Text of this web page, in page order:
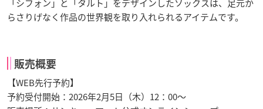
「シフォン」と「タルト」をデザインしたソックスは、足元か
らさりげなく作品の世界観を取り入れられるアイテムです。
販売概要
【WEB先行予約】
予約受付開始：2026年2月5日（木）12：00～